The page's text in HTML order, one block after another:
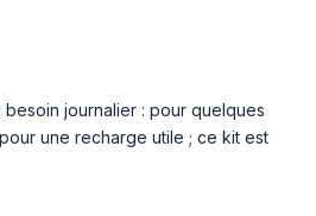
journalier : pour quelques
une recharge utile ; ce kit est